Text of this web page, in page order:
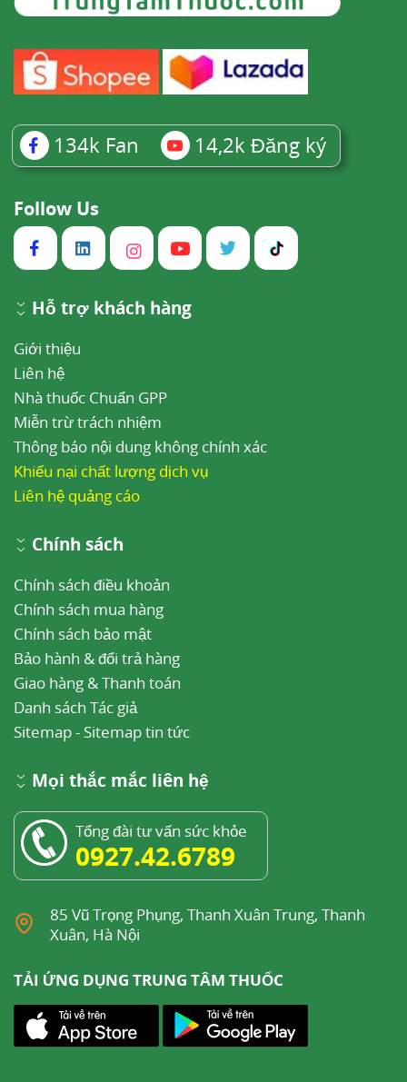
134k Fan 14,2k Đăng ký
Follow Us
Hỗ trợ khách hàng
Giới thiệu
Liên hệ
Nhà thuốc Chuẩn GPP
Miễn trừ trách nhiệm
Thông báo nội dung không chính xác
Khiếu nại chất lượng dịch vụ
Liên hệ quảng cáo
Chính sách
Chính sách điều khoản
Chính sách mua hàng
Chính sách bảo mật
Bảo hành & đổi trả hàng
Giao hàng & Thanh toán
Danh sách Tác giả
Sitemap- Sitemap tin tức
Mọi thắc mắc liên hệ
Tổng đài tư vấn sức khỏe
0927.42.6789
85 Vũ Trọng Phụng, Thanh Xuân Trung, Thanh
Xuân, Hà Nội
TẢI ỨNG DỤNG TRUNG TÂM THUỐC